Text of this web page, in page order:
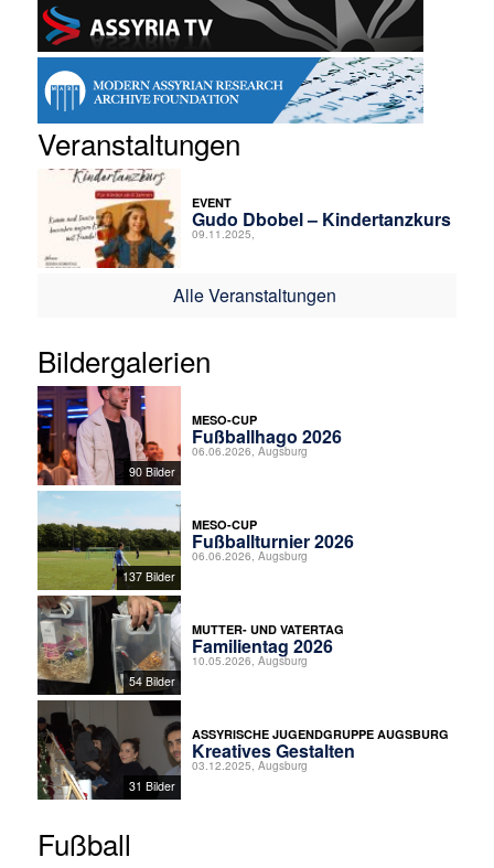
Veranstaltungen
EVENT
Gudo Dbobel – Kindertanzkurs
09.11.2025,
Alle Veranstaltungen
Bildergalerien
90 Bilder
MESO-CUP
Fußballhago 2026
06.06.2026, Augsburg
137 Bilder
MESO-CUP
Fußballturnier 2026
06.06.2026, Augsburg
54 Bilder
MUTTER- UND VATERTAG
Familientag 2026
10.05.2026, Augsburg
31 Bilder
ASSYRISCHE JUGENDGRUPPE AUGSBURG
Kreatives Gestalten
03.12.2025, Augsburg
Fußball